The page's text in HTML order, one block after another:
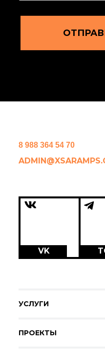
8 988 364 54 70
VK
УСЛУГИ
ПРОЕКТЫ